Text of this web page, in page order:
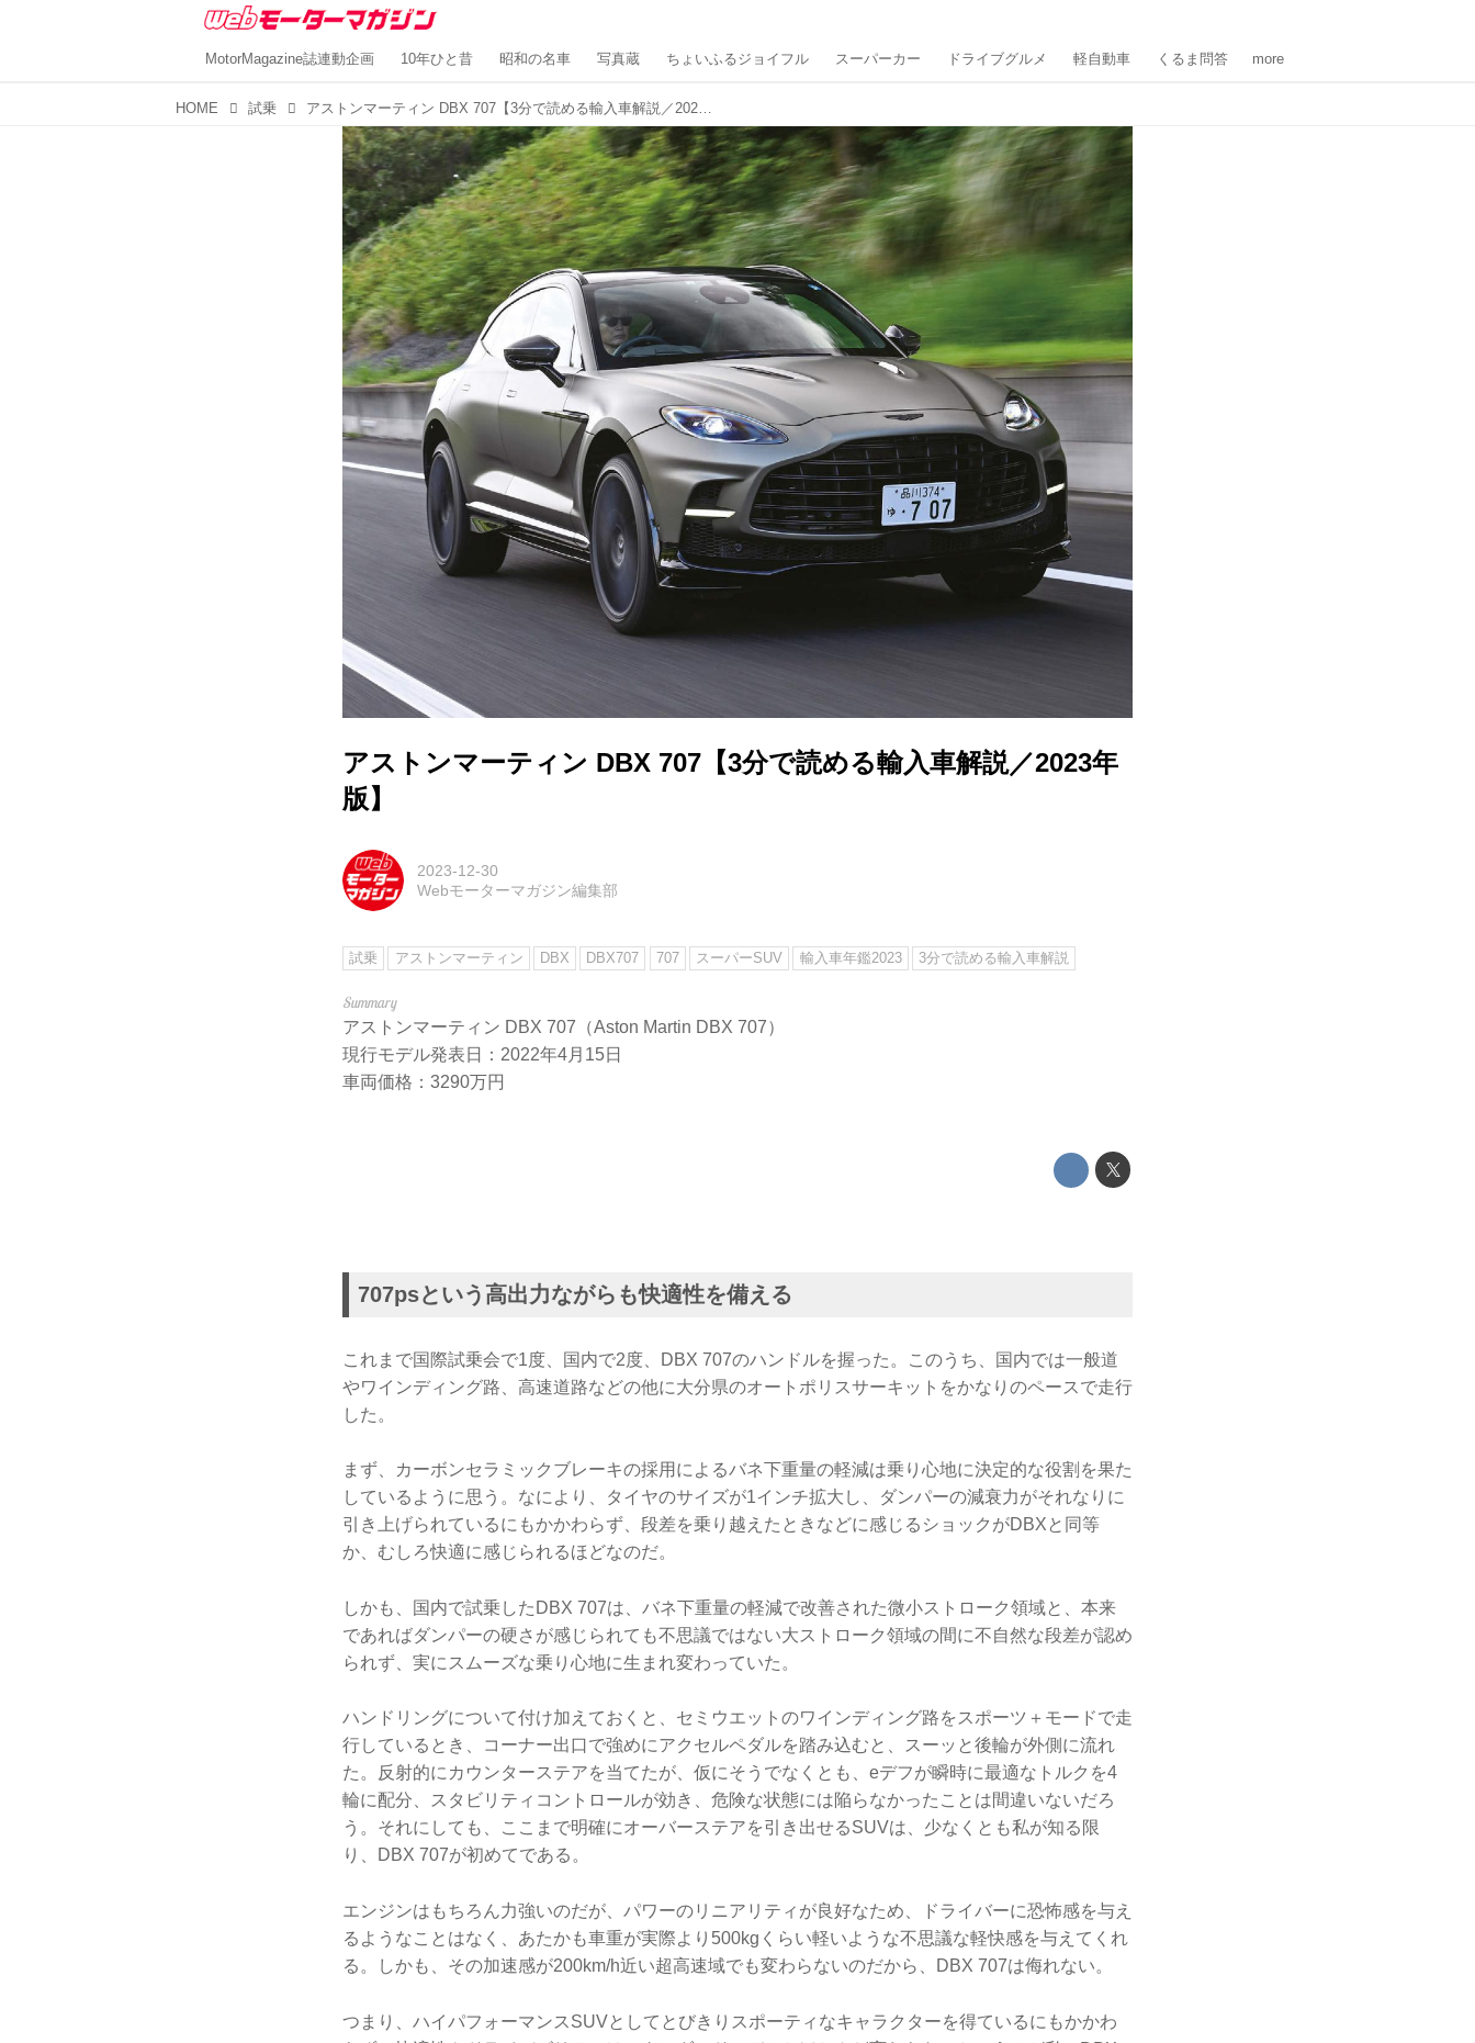
MotorMagazine誌連動企画 10年ひと昔 昭和の名車 写真蔵 ちょいふるジョイフル スーパーカー ドライブグルメ 軽自動車 くるま問答 more
HOME 試乗 アストンマーティン DBX 707【3分で読める輸入車解説／2023年版】
アストンマーティン DBX 707【3分で読める輸入車解説／2023年
版】
2023-12-30
Webモーターマガジン編集部
試乗 アストンマーティン DBX DBX707 707 スーパーSUV 輸入車年鑑2023 3分で読める輸入車解説
アストンマーティン DBX 707（Aston Martin DBX 707）
現行モデル発表日：2022年4月15日
車両価格：3290万円
707psという高出力ながらも快適性を備える
これまで国際試乗会で1度、国内で2度、DBX 707のハンドルを握った。このうち、国内では一般道
やワインディング路、高速道路などの他に大分県のオートポリスサーキットをかなりのペースで走行
した。
まず、カーボンセラミックブレーキの採用によるバネ下重量の軽減は乗り心地に決定的な役割を果た
しているように思う。なにより、タイヤのサイズが1インチ拡大し、ダンパーの減衰力がそれなりに
引き上げられているにもかかわらず、段差を乗り越えたときなどに感じるショックがDBXと同等
か、むしろ快適に感じられるほどなのだ。
しかも、国内で試乗したDBX 707は、バネ下重量の軽減で改善された微小ストローク領域と、本来
であればダンパーの硬さが感じられても不思議ではない大ストローク領域の間に不自然な段差が認め
られず、実にスムーズな乗り心地に生まれ変わっていた。
ハンドリングについて付け加えておくと、セミウエットのワインディング路をスポーツ＋モードで走
行しているとき、コーナー出口で強めにアクセルペダルを踏み込むと、スーッと後輪が外側に流れ
た。反射的にカウンターステアを当てたが、仮にそうでなくとも、eデフが瞬時に最適なトルクを4
輪に配分、スタビリティコントロールが効き、危険な状態には陥らなかったことは間違いないだろ
う。それにしても、ここまで明確にオーバーステアを引き出せるSUVは、少なくとも私が知る限
り、DBX 707が初めてである。
エンジンはもちろん力強いのだが、パワーのリニアリティが良好なため、ドライバーに恐怖感を与え
るようなことはなく、あたかも車重が実際より500kgくらい軽いような不思議な軽快感を与えてくれ
る。しかも、その加速感が200km/h近い超高速域でも変わらないのだから、DBX 707は侮れない。
つまり、ハイパフォーマンスSUVとしてとびきりスポーティなキャラクターを得ているにもかかわ